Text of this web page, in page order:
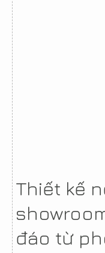
Thiết kế
đáo từ